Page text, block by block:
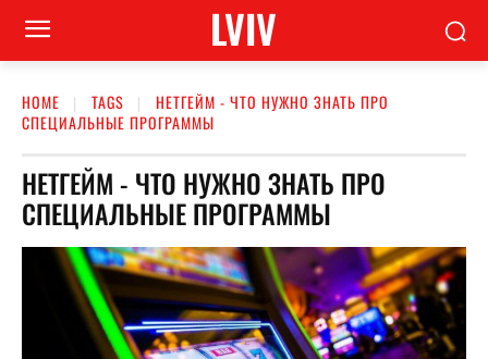
LVIV
HOME TAGS
НЕТГЕЙМ - ЧТО НУЖНО ЗНАТЬ ПРО
СПЕЦИАЛЬНЫЕ ПРОГРАММЫ
НЕТГЕЙМ - ЧТО НУЖНО ЗНАТЬ ПРО
СПЕЦИАЛЬНЫЕ ПРОГРАММЫ